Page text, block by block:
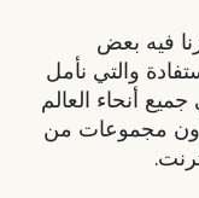
فيه بعض
والتي نأمل
أنحاء العالم
مجموعات من